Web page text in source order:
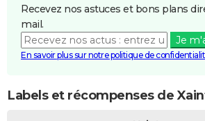
Recevez nos astuces et bons plans
mail.
Je
En savoir plus sur notre politique de
Labels et récompenses de